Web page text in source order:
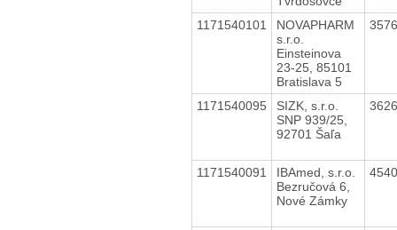
1171540101
NOVAPHARM
s.r.o.
Einsteinova
23-25, 85101
Bratislava 5
1171540095
SIZK, s.r.o.
SNP 939/25,
92701 Šaľa
1171540091
IBAmed, s.r.o.
Bezručová 6,
Nové Zámky